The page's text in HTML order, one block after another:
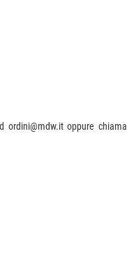
ordini@mdw.it oppure